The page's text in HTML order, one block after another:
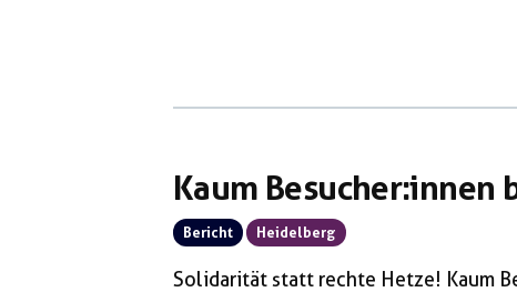
zu. Trotz dieser Entwicklung, hält sich
Kaum Besucher:innen
Bericht Heidelberg
Solidarität statt rechte Hetze! Kaum